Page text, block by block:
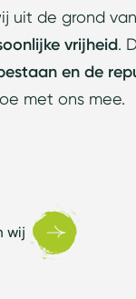
de grond
vrijheid.
en de
met ons mee.
wij